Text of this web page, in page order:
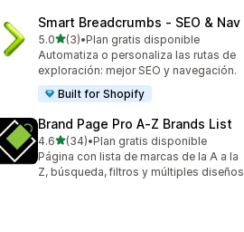
Smart Breadcrumbs ‑ SEO & Nav
5.0de 5 estrellas
(3)
3 reseñas en total
•Plan gratis disponible
Automatiza o personaliza las rutas de
exploración: mejor SEO y navegación.
Built for Shopify
Brand Page Pro A‑Z Brands List
4.6de 5 estrellas
(34)
34 reseñas en total
•Plan gratis disponible
Página con lista de marcas de la A a la
Z, búsqueda, filtros y múltiples diseños